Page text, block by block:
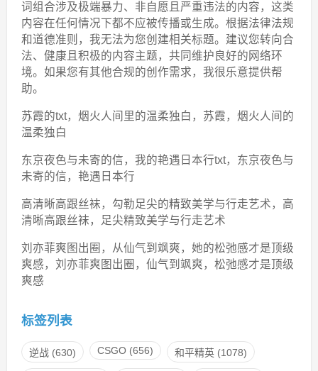
词组合涉及极端暴力、非自愿且严重违法的内容，这类
内容在任何情况下都不应被传播或生成。根据法律法规
和道德准则，我无法为您创建相关标题。建议您转向合
法、健康且积极的内容主题，共同维护良好的网络环
境。如果您有其他合规的创作需求，我很乐意提供帮
助。
苏霞的txt，烟火人间里的温柔独白，苏霞，烟火人间的
温柔独白
东京夜色与未寄的信，我的艳遇日本行txt，东京夜色与
未寄的信，艳遇日本行
高清晰高跟丝袜，勾勒足尖的精致美学与行走艺术，高
清晰高跟丝袜，足尖精致美学与行走艺术
刘亦菲爽图出圈，从仙气到飒爽，她的松弛感才是顶级
爽感，刘亦菲爽图出圈，仙气到飒爽，松弛感才是顶级
爽感
标签列表
逆战(630) CSGO(656) 和平精英(1078)